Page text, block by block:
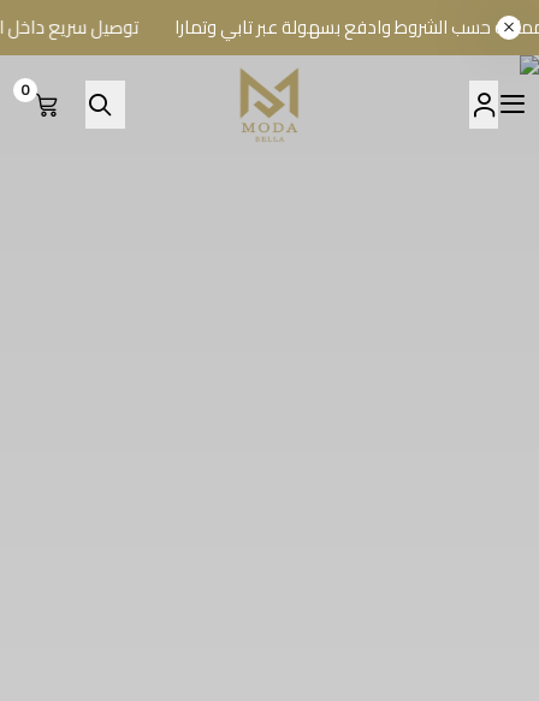
الشروط وادفع بسهولة عبر تابي وتمارا توصيل سريع داخل
BELLA BOUTIQUE
0